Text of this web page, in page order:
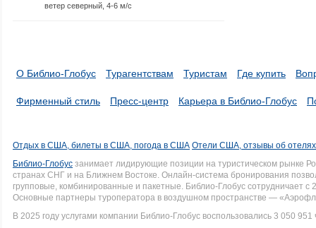
ветер северный, 4-6 м/с
О Библио-Глобус Турагентствам Туристам Где купить
Фирменный стиль Пресс-центр Карьера в Библио-Глобус
Отдых в США, билеты в США, погода в США Отели США, отзывы об
Библио-Глобус занимает лидирующие позиции на туристическом рынке
странах СНГ и на Ближнем Востоке. Онлайн-система бронирования
групповые, комбинированные и пакетные. Библио-Глобус сотрудничает
Основные партнеры туроператора в воздушном пространстве —
В 2025 году услугами компании Библио-Глобус воспользовались 3 050 951